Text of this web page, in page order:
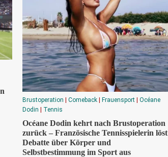
Brustoperation Comeback Frauensport
Océane
Dodin
Tennis
Océane Dodin kehrt nach Brustoperation
zurück – Französische Tennisspielerin löst
Debatte über Körper und
Selbstbestimmung im Sport aus